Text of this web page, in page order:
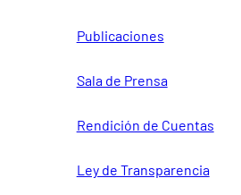
Publicaciones
Sala de Prensa
Rendición de Cuentas
Ley de Transparencia